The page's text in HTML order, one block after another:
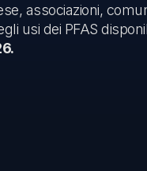
associazioni,
usi dei PFAS